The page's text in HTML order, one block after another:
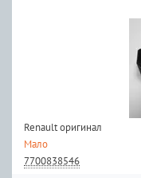
Renault оригинал
Мало
7700838546